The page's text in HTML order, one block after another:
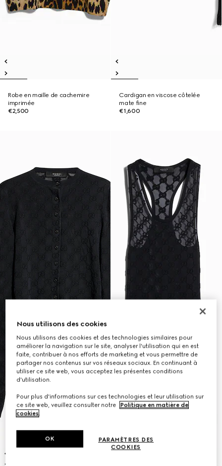
Robe en maille de cachemire
imprimée
€2,500
Cardigan en viscose côtelée
mate fine
€1,600
Nous utilisons des cookies
Nous utilisons des cookies et des technologies similaires pour
améliorer la navigation sur le site, analyser l'utilisation qui en est
faite, contribuer à nos efforts de marketing et vous permettre de
partager nos contenus sur vos réseaux sociaux. En continuant à
utiliser ce site web, vous acceptez les présentes conditions
d'utilisation.
Pour plus d'informations sur ces technologies et leur utilisation sur
ce site web, veuillez consulter notre
Politique en matière de
cookies.
PARAMÈTRES DES
COOKIES
OK